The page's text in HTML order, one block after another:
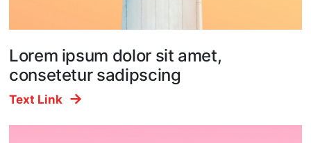
Lorem ipsum dolor sit amet,
consetetur sadipscing
Text Link